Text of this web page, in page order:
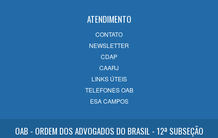
ATENDIMENTO
CONTATO
NEWSLETTER
CDAP
CAARJ
LINKS ÚTEIS
TELEFONES OAB
ESA CAMPOS
OAB - ORDEM DOS ADVOGADOS DO BRASIL - 12ª SUBSEÇÃO